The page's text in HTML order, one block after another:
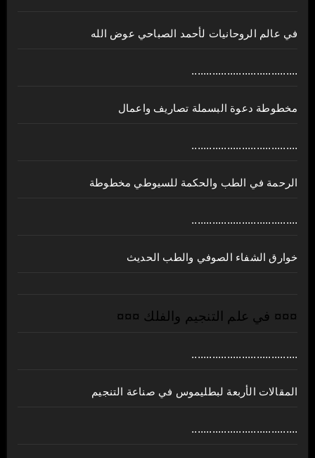
في عالم الروحانيات لأحمد الصباحي عوض الله
....................................
مخطوطة دعوة البسملة تصاريف واعمال
....................................
الرحمة في الطب والحكمة للسيوطي مخطوطة
....................................
خوارق الشفاء الصوفي والطب الحديث
¤¤¤ في علم التنجيم والفلك ¤¤¤
....................................
المقالات الأربعة لبطليموس في صناعة التنجيم
....................................